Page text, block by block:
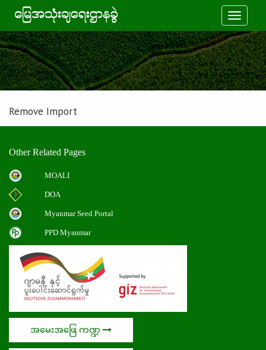
Toggle
Remove Import
Other Related Pages
MOALI
DOA
Myanmar Seed Portal
PPD Myanmar
အမေးအဖြေ ကဏ္ဍ